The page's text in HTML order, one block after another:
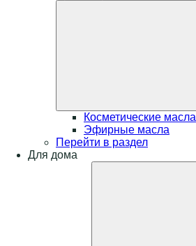
Косметические масла
Эфирные масла
Перейти в раздел
Для дома